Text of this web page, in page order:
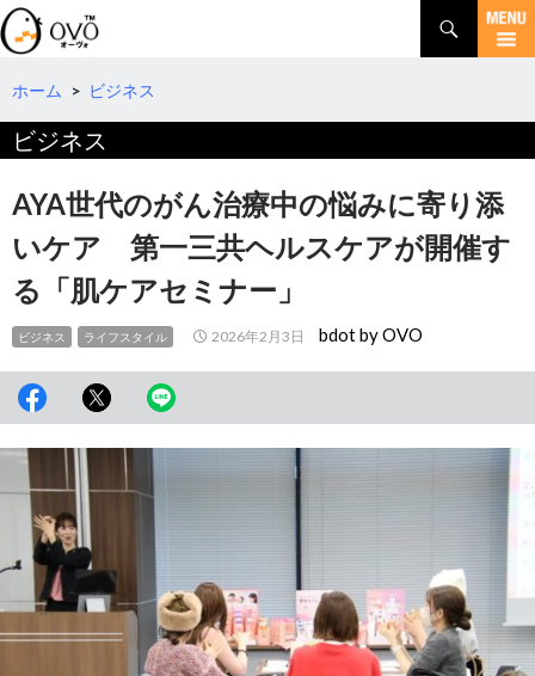
検
索
コ
テ
へ
動
ホーム > ビジネス
ビジネス
AYA世代のがん治療中の悩みに寄り添
いケア 第一三共ヘルスケアが開催す
る「肌ケアセミナー」
ビジネス ライフスタイル 2026年2月3日 bdot by OVO